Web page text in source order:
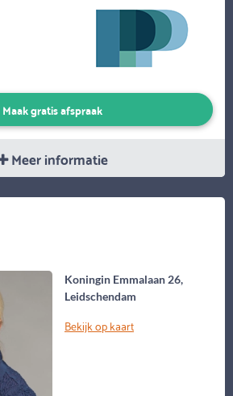
Maak gratis afspraak
Meer informatie
Koningin Emmalaan 26,
Leidschendam
Bekijk op kaart